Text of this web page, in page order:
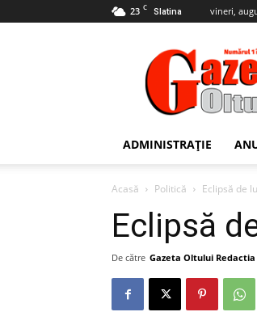
23 C Slatina vineri,
ADMINISTRAȚIE
Acasă Politică Eclipsă de
Eclipsă
De către Gazeta Oltului Redactia